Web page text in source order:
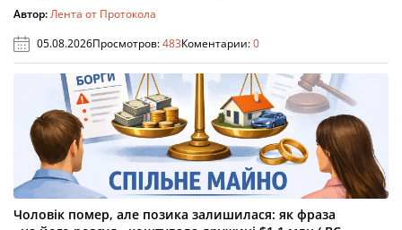
Автор:Лента от Протокола
05.08.2026Просмотров:483Коментарии:0
Чоловік помер, але позика залишилася: як фраза